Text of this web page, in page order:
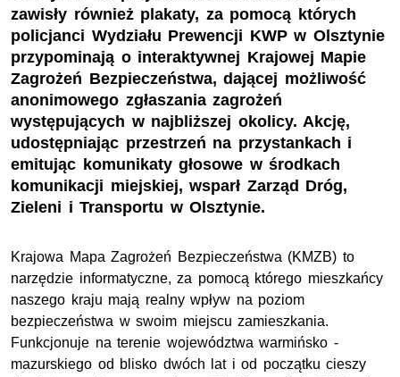
zawisły również plakaty, za pomocą których
policjanci Wydziału Prewencji KWP w Olsztynie
przypominają o interaktywnej Krajowej Mapie
Zagrożeń Bezpieczeństwa, dającej możliwość
anonimowego zgłaszania zagrożeń
występujących w najbliższej okolicy. Akcję,
udostępniając przestrzeń na przystankach i
emitując komunikaty głosowe w środkach
komunikacji miejskiej, wsparł Zarząd Dróg,
Zieleni i Transportu w Olsztynie.
Krajowa Mapa Zagrożeń Bezpieczeństwa (KMZB) to
narzędzie informatyczne, za pomocą którego mieszkańcy
naszego kraju mają realny wpływ na poziom
bezpieczeństwa w swoim miejscu zamieszkania.
Funkcjonuje na terenie województwa warmińsko -
mazurskiego od blisko dwóch lat i od początku cieszy